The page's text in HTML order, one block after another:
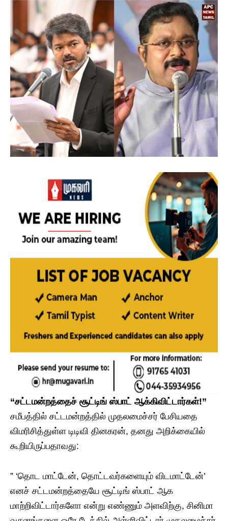
“சட்டமன்றத்தைச் சூட்டிங் ஸ்பாட் ஆக்கிவிட்டார்கள்!”
சமீபத்தில் சட்டமன்றத்தில் முதலமைச்சர் பேசியதை
விமரிசித்துள்ள டிடிவி தினகரன், தனது அறிக்கையில்
கூறியிருப்பதாவது:
” ‘தொட மாட்டேன், தொட்டவர்களையும் விடமாட்டேன்’
எனச் சட்டமன்றத்தையே சூட்டிங் ஸ்பாட் ஆக
மாற்றிவிட்டார்களோ என்று எண்ணும் அளவிற்கு, சினிமா